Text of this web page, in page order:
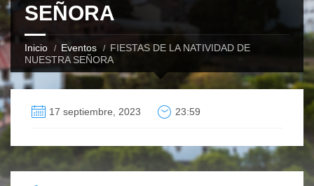
SEÑORA
Inicio Eventos
FIESTAS DE LA NATIVIDAD DE
NUESTRA SEÑORA
17 septiembre, 2023 23:59